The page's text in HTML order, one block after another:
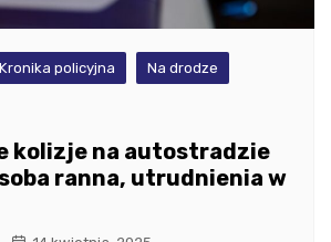
Kronika policyjna Na drodze
kolizje na autostradzie
ranna, utrudnienia w